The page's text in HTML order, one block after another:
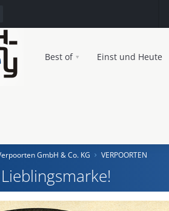
Best of Einst und Heute
GmbH & Co. KG VERPOORTEN